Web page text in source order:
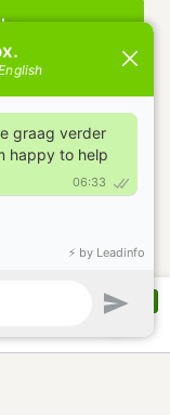
Is dat akkoord?